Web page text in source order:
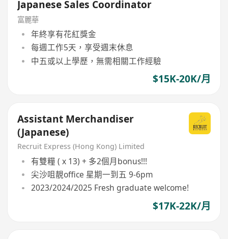
Japanese Sales Coordinator
富麗華
年終享有花紅獎金
每週工作5天，享受週末休息
中五或以上學歷，無需相關工作經驗
$15K-20K/月
Assistant Merchandiser
(Japanese)
Recruit Express (Hong Kong) Limited
有雙糧 ( x 13) + 多2個月bonus!!!
尖沙咀靚office 星期一到五 9-6pm
2023/2024/2025 Fresh graduate welcome!
$17K-22K/月